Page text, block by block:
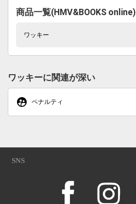
商品一覧(HMV&BOOKS online)
ワッキー
ワッキーに関連が深い
supervised_user_circle ペナルティ
SNS